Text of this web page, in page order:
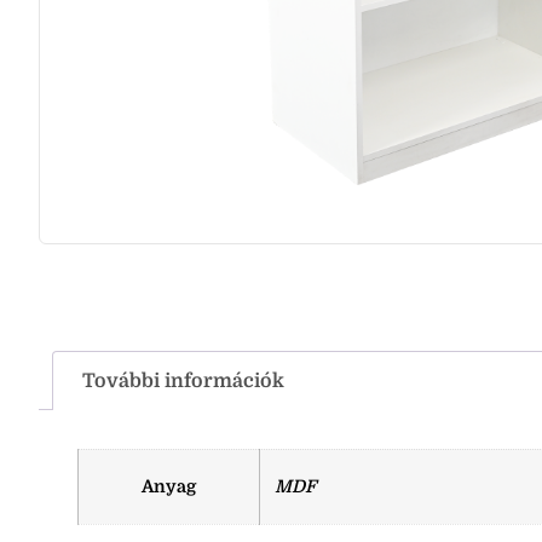
További információk
Anyag MDF